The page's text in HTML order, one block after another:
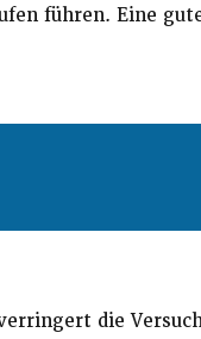
führen. Eine
die